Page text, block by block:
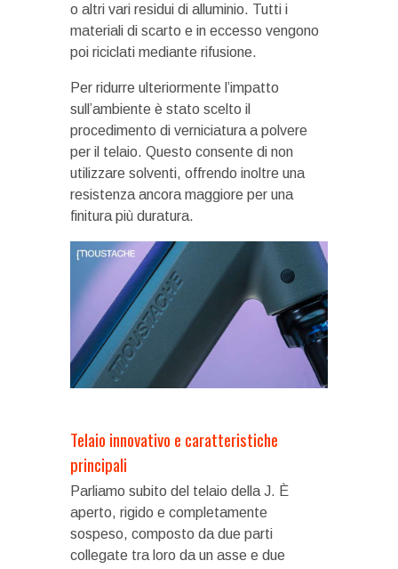
o altri vari residui di alluminio. Tutti i
materiali di scarto e in eccesso vengono
poi riciclati mediante rifusione.
Per ridurre ulteriormente l’impatto
sull’ambiente è stato scelto il
procedimento di verniciatura a polvere
per il telaio. Questo consente di non
utilizzare solventi, offrendo inoltre una
resistenza ancora maggiore per una
finitura più duratura.
Telaio innovativo e caratteristiche
principali
Parliamo subito del telaio della J. È
aperto, rigido e completamente
sospeso, composto da due parti
collegate tra loro da un asse e due